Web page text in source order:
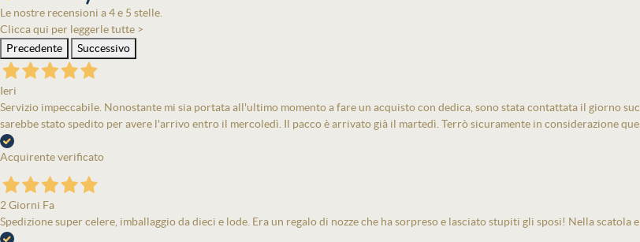
Le nostre recensioni a 4 e 5 stelle.
Clicca qui per leggerle tutte >
Precedente
Successivo
Ieri
Servizio impeccabile. Nonostante mi sia portata all'ultimo momento a fare un acquisto con dedica, sono stata contattata il giorno
sarebbe stato spedito per avere l'arrivo entro il mercoledì. Il pacco è arrivato già il martedì. Terrò sicuramente in considerazione
Acquirente verificato
2 Giorni Fa
Spedizione super celere, imballaggio da dieci e lode. Era un regalo di nozze che ha sorpreso e lasciato stupiti gli sposi! Nella